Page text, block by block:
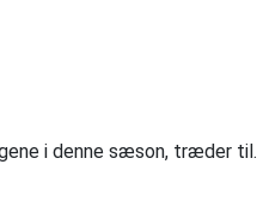
i denne sæson, træder til.